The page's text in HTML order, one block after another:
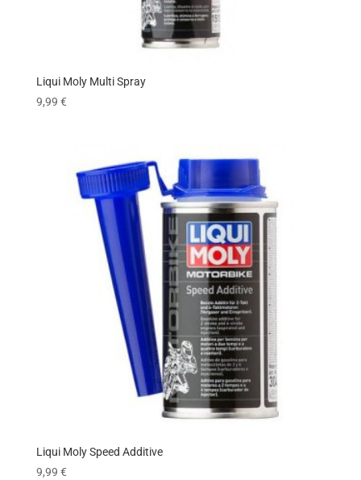
Liqui Moly Multi Spray
9,99 €
Liqui Moly Speed Additive
9,99 €